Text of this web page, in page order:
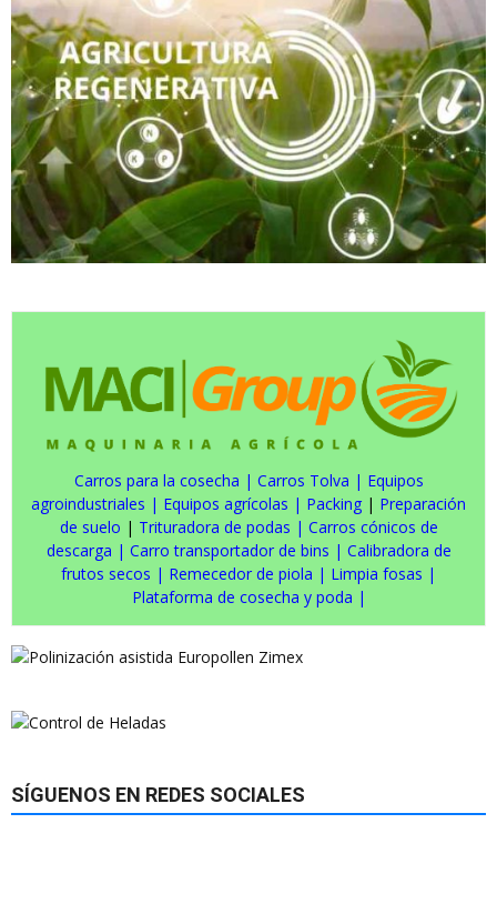
Carros para la cosecha | Carros Tolva | Equipos
agroindustriales | Equipos agrícolas | Packing | Preparación
de suelo | Trituradora de podas | Carros cónicos de
descarga | Carro transportador de bins | Calibradora de
frutos secos | Remecedor de piola | Limpia fosas |
Plataforma de cosecha y poda |
SÍGUENOS EN REDES SOCIALES